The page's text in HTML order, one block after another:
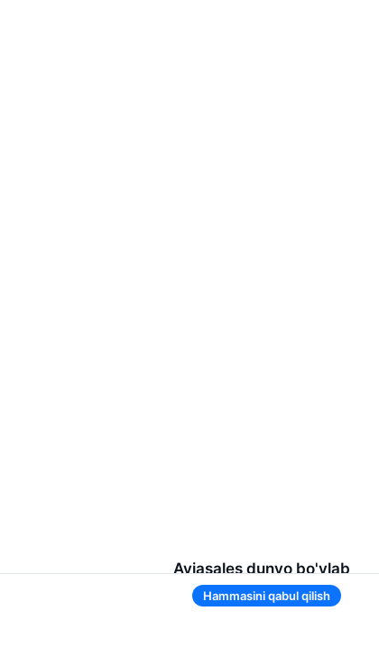
Aviasales dunyo bo'ylab
Belarus
Hammasini qabul qilish